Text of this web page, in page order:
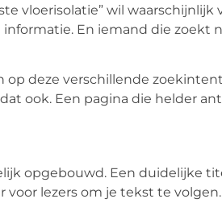
vloerisolatie” wil
En iemand die zoekt
op deze verschillende
ook. Een pagina die helder
opgebouwd. Een duidelijke
lezers om je tekst te